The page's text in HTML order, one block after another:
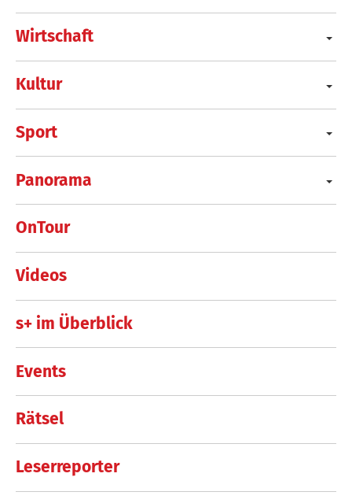
Wirtschaft
Kultur
Sport
Panorama
OnTour
Videos
s+ im Überblick
Events
Rätsel
Leserreporter